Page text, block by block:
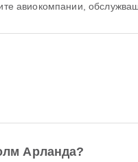
авиокомпании,
Арланда?